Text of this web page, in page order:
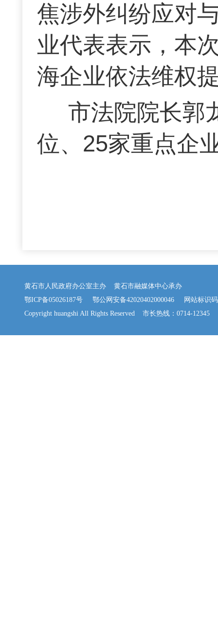
焦涉外纠纷应对
业代表表示，本
海企业依法维权
市法院院长郭
位、25家重点企
黄石市人民政府办公室主办 黄石市融媒体中心承办
鄂ICP备05026187号
鄂公网安备42020402000046 网站标识码
Copyright huangshi All Rights Reserved 市长热线：0714-12345